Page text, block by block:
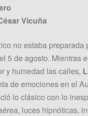
Vicuña
no estaba preparada
5 de agosto. Mientras
y humedad las calles,
de emociones en el
lo clásico con lo
luces hipnóticas,